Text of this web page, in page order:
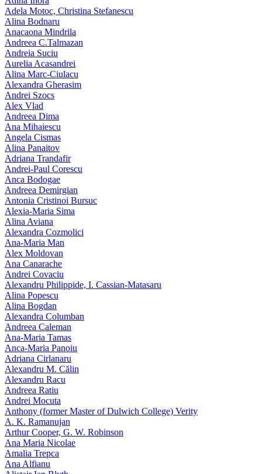
Adela Motoc, Christina Stefanescu
Alina Bodnaru
Anacaona Mindrila
Andreea C.Talmazan
Andreia Suciu
Aurelia Acasandrei
Alina Marc-Ciulacu
Alexandra Gherasim
Andrei Szocs
Alex Vlad
Andreea Dima
Ana Mihaiescu
Angela Cismas
Alina Panaitov
Adriana Trandafir
Andrei-Paul Corescu
Anca Bodogae
Andreea Demirgian
Antonia Cristinoi Bursuc
Alexia-Maria Sima
Alina Aviana
Alexandra Cozmolici
Ana-Maria Man
Alex Moldovan
Ana Canarache
Andrei Covaciu
Alexandru Philippide, I. Cassian‑Matasaru
Alina Popescu
Alina Bogdan
Alexandra Columban
Andreea Caleman
Ana-Maria Tamas
Anca-Maria Panoiu
Adriana Cirlanaru
Alexandru M. Călin
Alexandru Racu
Andreea Ratiu
Andrei Mocuta
Anthony (former Master of Dulwich College) Verity
A. K. Ramanujan
Arthur Cooper, G. W. Robinson
Ana Maria Nicolae
Amalia Trepca
Ana Alfianu